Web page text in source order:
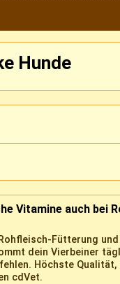
Hunde
Vitamine auch bei
Fütterung
dein Vierbeiner
Höchste
cdVet.